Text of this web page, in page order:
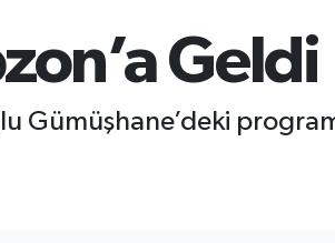
BİST100 14.598,00 %0
BITCOIN 79.591,74 %-1.82
Geldi
Gümüşhane’deki